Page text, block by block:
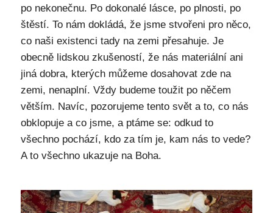
po nekonečnu. Po dokonalé lásce, po plnosti, po
štěstí. To nám dokládá, že jsme stvořeni pro něco,
co naši existenci tady na zemi přesahuje. Je
obecně lidskou zkušeností, že nás materiální ani
jiná dobra, kterých můžeme dosahovat zde na
zemi, nenaplní. Vždy budeme toužit po něčem
větším. Navíc, pozorujeme tento svět a to, co nás
obklopuje a co jsme, a ptáme se: odkud to
všechno pochází, kdo za tím je, kam nás to vede?
A to všechno ukazuje na Boha.